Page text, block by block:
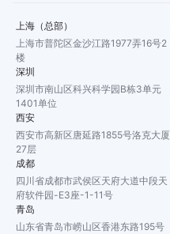
上海（总部）
上海市普陀区金沙江路1977弄16号2
楼
深圳
深圳市南山区科兴科学园B栋3单元
1401单位
西安
西安市高新区唐延路1855号洛克大厦
27层
成都
四川省成都市武侯区天府大道中段天
府软件园-E3座-1-11号
青岛
山东省青岛市崂山区香港东路195号